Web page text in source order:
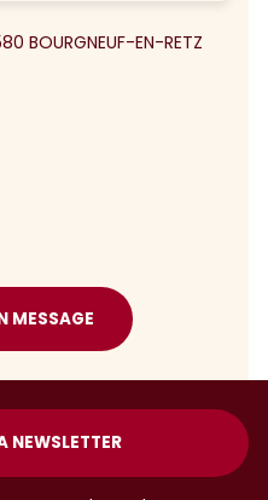
BOURGNEUF-EN-RETZ
MESSAGE
NEWSLETTER